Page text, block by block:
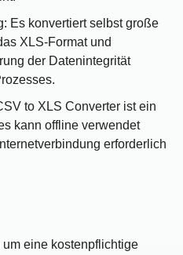
Es konvertiert selbst große
XLS-Format und
der Datenintegrität
to XLS Converter ist ein
kann offline verwendet
erforderlich
eine kostenpflichtige